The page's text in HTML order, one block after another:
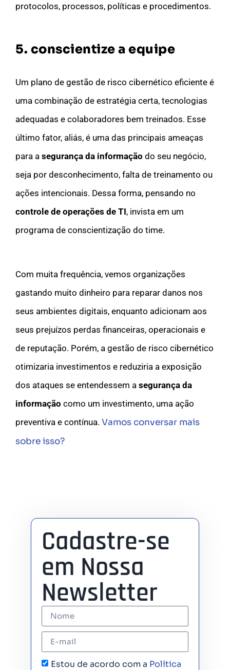
protocolos, processos, políticas e procedimentos.
5. conscientize a equipe
Um plano de gestão de risco cibernético eficiente é
uma combinação de estratégia certa, tecnologias
adequadas e colaboradores bem treinados. Esse
último fator, aliás, é uma das principais ameaças
para a segurança da informação do seu negócio,
seja por desconhecimento, falta de treinamento ou
ações intencionais. Dessa forma, pensando no
controle de operações de TI, invista em um
programa de conscientização do time.
Com muita frequência, vemos organizações
gastando muito dinheiro para reparar danos nos
seus ambientes digitais, enquanto adicionam aos
seus prejuízos perdas financeiras, operacionais e
de reputação. Porém, a gestão de risco cibernético
otimizaria investimentos e reduziria a exposição
dos ataques se entendessem a segurança da
informação como um investimento, uma ação
preventiva e contínua. Vamos conversar mais
sobre isso?
Cadastre-se
em Nossa
Newsletter
Estou de acordo com a Política